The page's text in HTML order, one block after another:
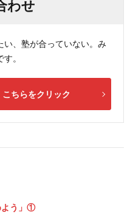
わせ
が合っていない。み
。
ちらをクリック
う」①